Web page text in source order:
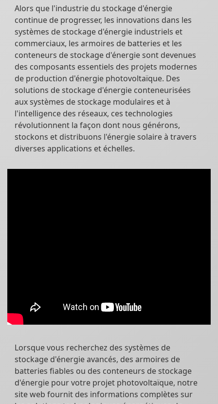
Alors que l'industrie du stockage d'énergie
continue de progresser, les innovations dans les
systèmes de stockage d'énergie industriels et
commerciaux, les armoires de batteries et les
conteneurs de stockage d'énergie sont devenues
des composants essentiels des projets modernes
de production d'énergie photovoltaïque. Des
solutions de stockage d'énergie conteneurisées
aux systèmes de stockage modulaires et à
l'intelligence des réseaux, ces technologies
révolutionnent la façon dont nous générons,
stockons et distribuons l'énergie solaire à travers
diverses applications et échelles.
Lorsque vous recherchez des systèmes de
stockage d'énergie avancés, des armoires de
batteries fiables ou des conteneurs de stockage
d'énergie pour votre projet photovoltaïque, notre
site web fournit des informations complètes sur